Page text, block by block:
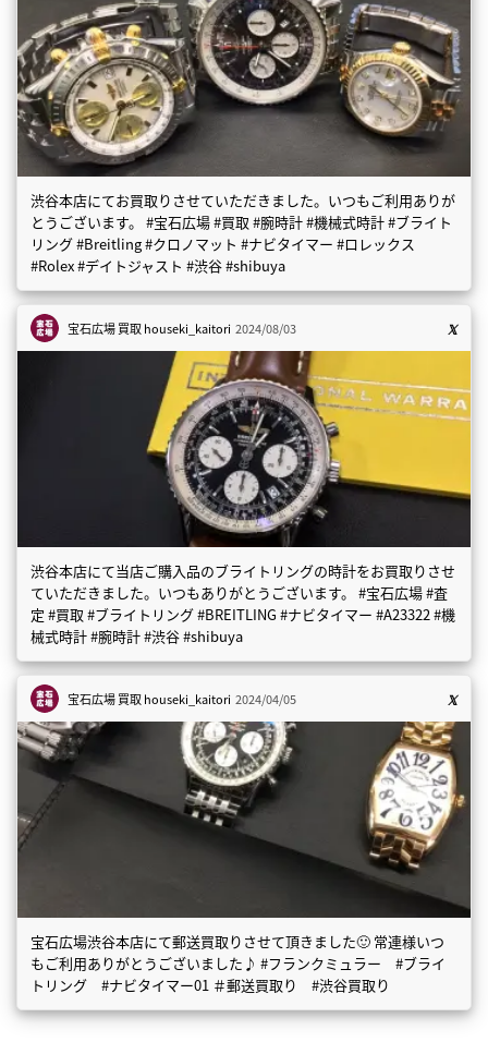
渋谷本店にてお買取りさせていただきました。いつもご利用ありが
とうございます。 #宝石広場 #買取 #腕時計 #機械式時計 #ブライト
リング #Breitling #クロノマット #ナビタイマー #ロレックス
#Rolex #デイトジャスト #渋谷 #shibuya
宝石広場 買取houseki_kaitori 2024/08/03
渋谷本店にて当店ご購入品のブライトリングの時計をお買取りさせ
ていただきました。いつもありがとうございます。 #宝石広場 #査
定 #買取 #ブライトリング #BREITLING #ナビタイマー #A23322 #機
械式時計 #腕時計 #渋谷 #shibuya
宝石広場 買取houseki_kaitori 2024/04/05
宝石広場渋谷本店にて郵送買取りさせて頂きました🙂 常連様いつ
もご利用ありがとうございました♪ #フランクミュラー #ブライ
トリング #ナビタイマー01 ＃郵送買取り #渋谷買取り